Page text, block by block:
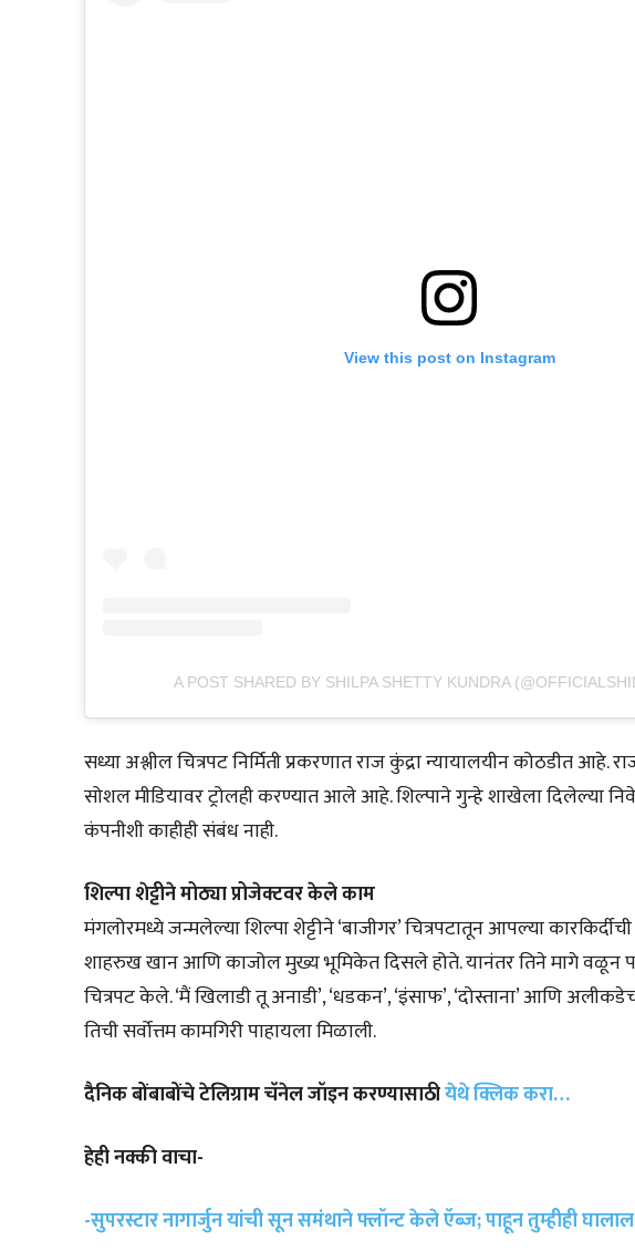
View this post on Instagram
A POST SHARED BY SHILPA SHETTY KUNDRA
सध्या अश्लील चित्रपट निर्मिती प्रकरणात राज कुंद्रा न्यायालयीन कोठडीत आहे.
सोशल मीडियावर ट्रोलही करण्यात आले आहे. शिल्पाने गुन्हे शाखेला दिलेल्या
कंपनीशी काहीही संबंध नाही.
शिल्पा शेट्टीने मोठ्या प्रोजेक्टवर केले काम
मंगलोरमध्ये जन्मलेल्या शिल्पा शेट्टीने ‘बाजीगर’ चित्रपटातून आपल्या
शाहरुख खान आणि काजोल मुख्य भूमिकेत दिसले होते. यानंतर तिने मागे वळून
चित्रपट केले. ‘मैं खिलाडी तू अनाडी’, ‘धडकन’, ‘इंसाफ’, ‘दोस्ताना’ आणि अलीकडेच
तिची सर्वोत्तम कामगिरी पाहायला मिळाली.
दैनिक बोंबाबोंचे टेलिग्राम चॅनेल जॉइन करण्यासाठीयेथे क्लिक करा…
हेही नक्की वाचा-
-सुपरस्टार नागार्जुन यांची सून समंथाने फ्लॉन्ट केले ऍब्ज; पाहून तुम्हीही